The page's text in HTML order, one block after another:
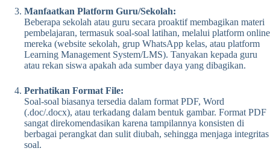
Manfaatkan Platform Guru/Sekolah:
Beberapa sekolah atau guru secara proaktif membagikan materi
pembelajaran, termasuk soal-soal latihan, melalui platform online
mereka (website sekolah, grup WhatsApp kelas, atau platform
Learning Management System/LMS). Tanyakan kepada guru
atau rekan siswa apakah ada sumber daya yang dibagikan.
Perhatikan Format File:
Soal-soal biasanya tersedia dalam format PDF, Word
(.doc/.docx), atau terkadang dalam bentuk gambar. Format PDF
sangat direkomendasikan karena tampilannya konsisten di
berbagai perangkat dan sulit diubah, sehingga menjaga integritas
soal.